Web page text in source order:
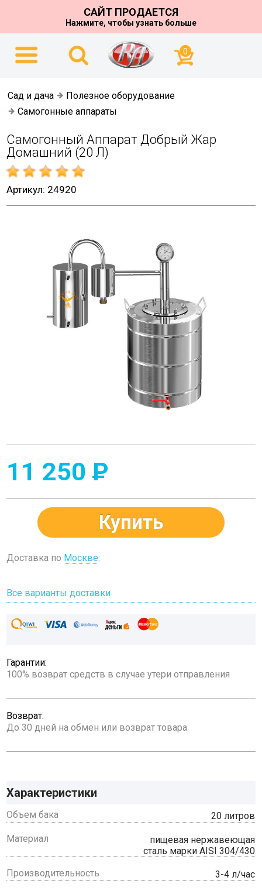
САЙТ ПРОДАЕТСЯ
Нажмите, чтобы узнать больше
0
Сад и дача
Полезное оборудование
Самогонные аппараты
Самогонный Аппарат Добрый Жар
Домашний (20 Л)
Артикул: 24920
11 250 P
Купить
Доставка по Москве:
Все варианты доставки
Гарантии:
100% возврат средств в случае утери отправления
Возврат:
До 30 дней на обмен или возврат товара
Характеристики
Объем бака 20 литров
Материал
пищевая нержавеющая
сталь марки AISI 304/430
Производительность
3-4 л/час